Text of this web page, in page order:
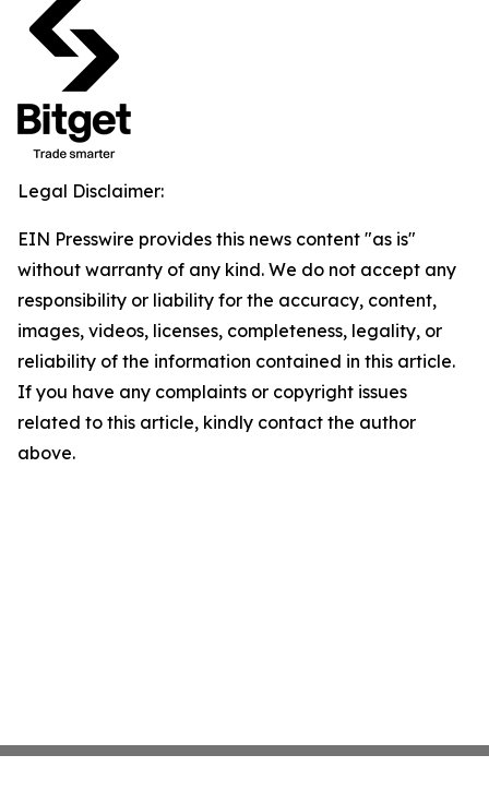
Legal Disclaimer:
EIN Presswire provides this news content "as is"
without warranty of any kind. We do not accept any
responsibility or liability for the accuracy, content,
images, videos, licenses, completeness, legality, or
reliability of the information contained in this article.
If you have any complaints or copyright issues
related to this article, kindly contact the author
above.